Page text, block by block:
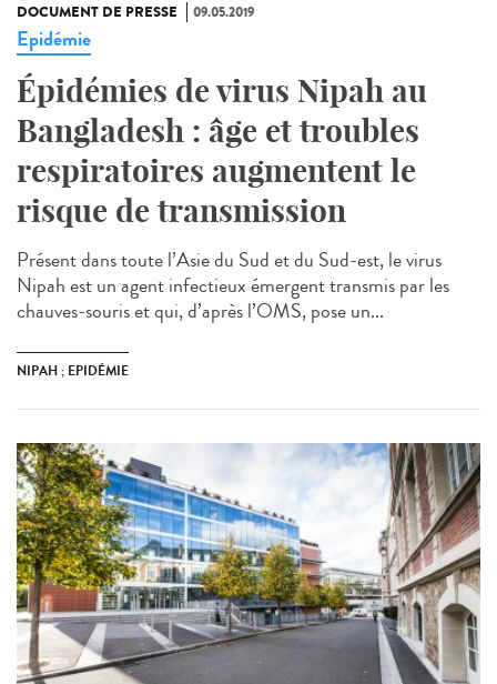
DOCUMENT DE PRESSE 09.05.2019
Epidémie
Épidémies de virus Nipah au
Bangladesh : âge et troubles
respiratoires augmentent le
risque de transmission
Présent dans toute l’Asie du Sud et du Sud-est, le virus
Nipah est un agent infectieux émergent transmis par les
chauves-souris et qui, d’après l’OMS, pose un...
NIPAH ; EPIDÉMIE